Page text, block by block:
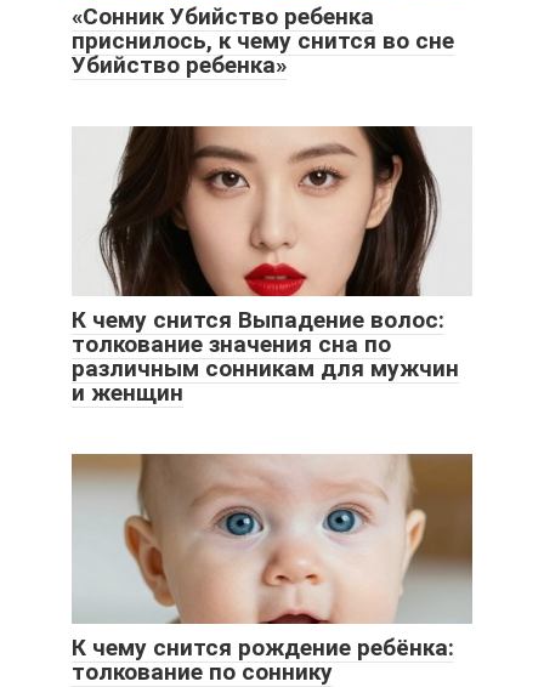
«Сонник Убийство ребенка
приснилось, к чему снится во сне
Убийство ребенка»
К чему снится Выпадение волос:
толкование значения сна по
различным сонникам для мужчин
и женщин
К чему снится рождение ребёнка:
толкование по соннику